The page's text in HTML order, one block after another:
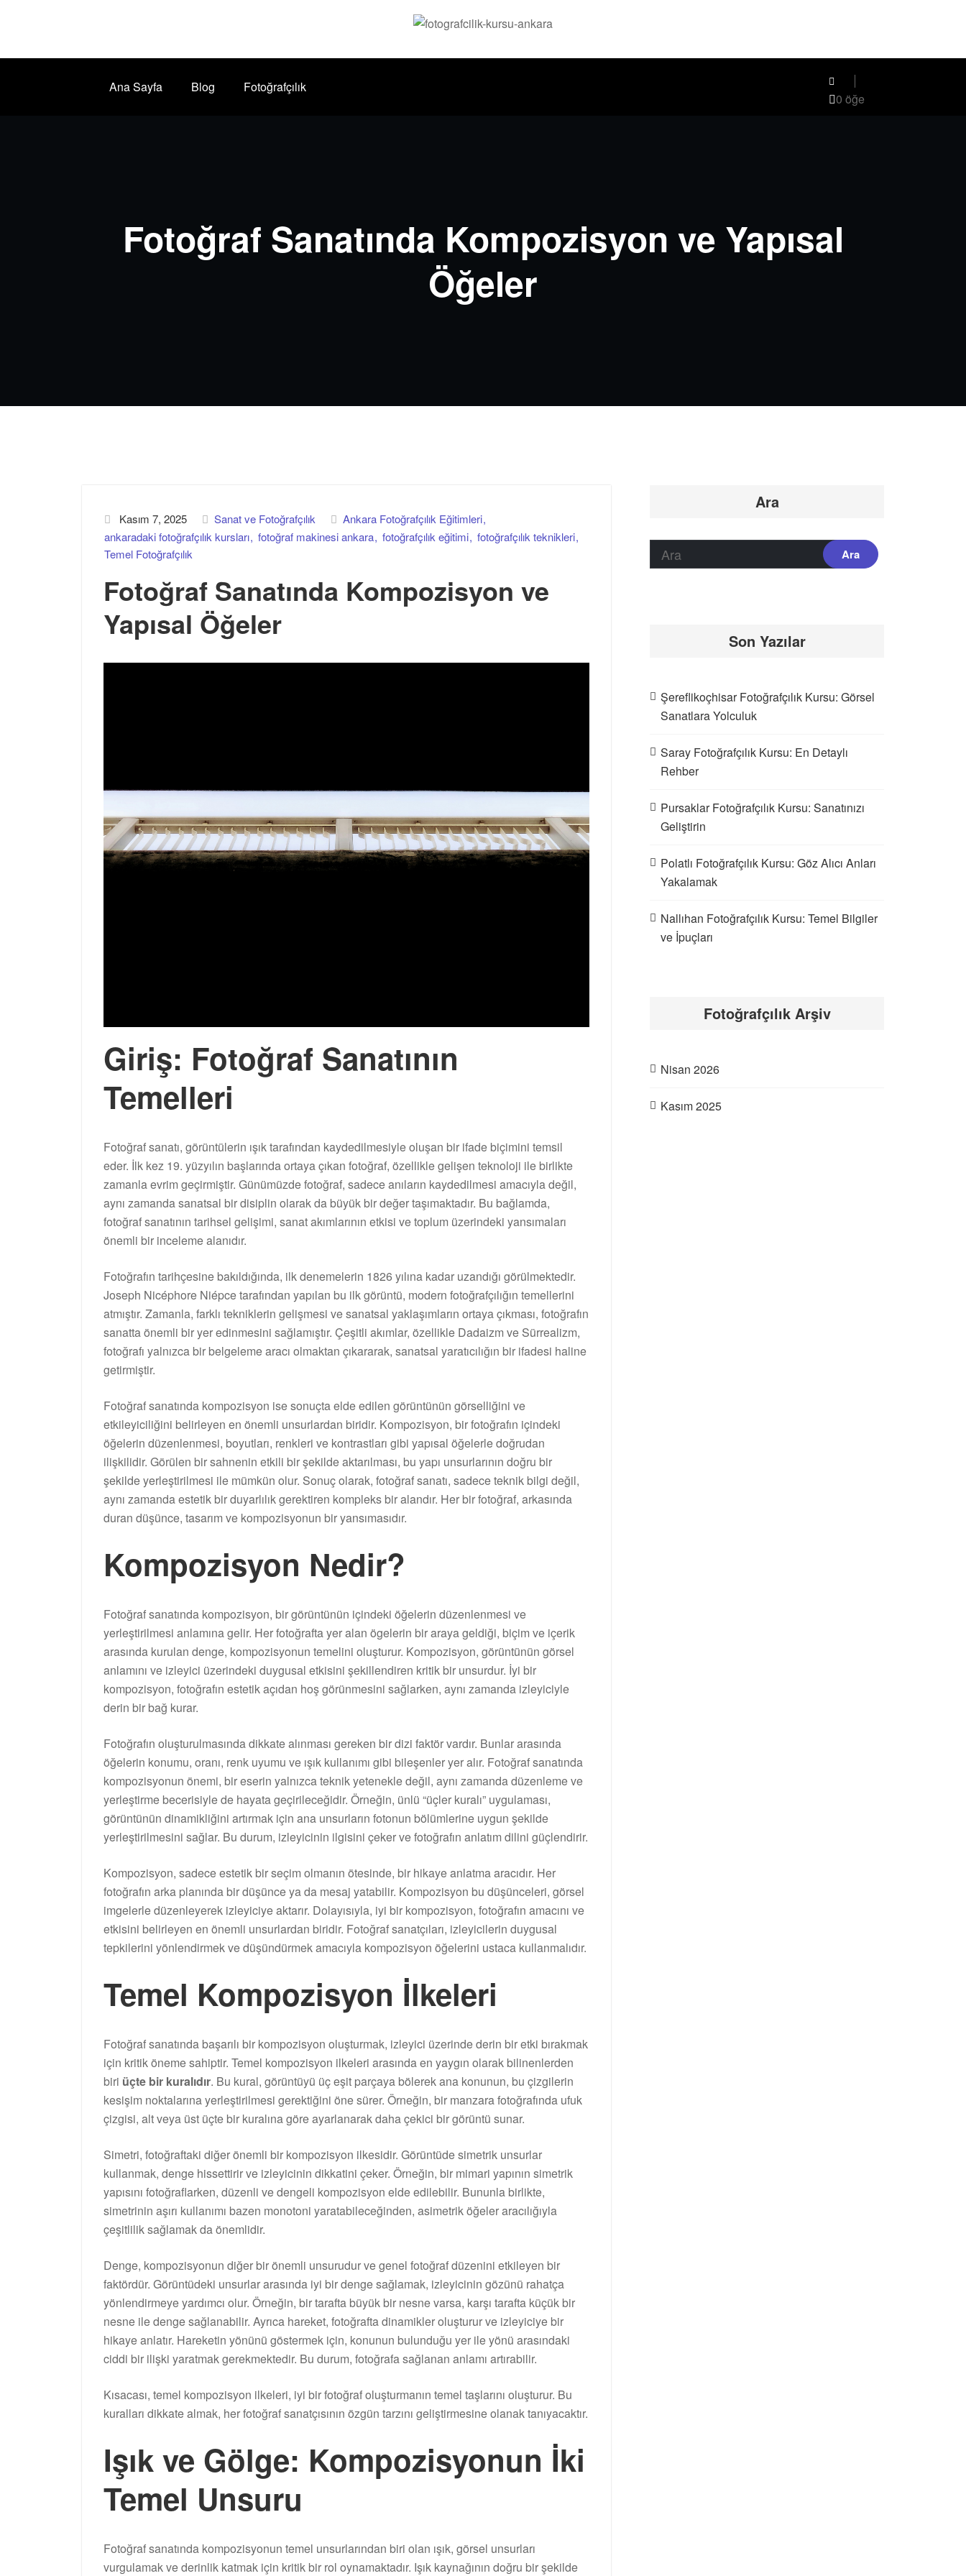
Ana Sayfa Blog Fotoğrafçılık
0 öğe
Fotoğraf Sanatında Kompozisyon ve Yapısal
Öğeler
Kasım 7, 2025 Sanat ve Fotoğrafçılık
Ankara Fotoğrafçılık Eğitimleri
ankaradaki fotoğrafçılık kursları fotoğraf makinesi ankara fotoğrafçılık eğitimi fotoğrafçılık teknikleri
Temel Fotoğrafçılık
Fotoğraf Sanatında Kompozisyon ve
Yapısal Öğeler
Giriş: Fotoğraf Sanatının
Temelleri
Fotoğraf sanatı, görüntülerin ışık tarafından kaydedilmesiyle oluşan bir ifade biçimini temsil
eder. İlk kez 19. yüzyılın başlarında ortaya çıkan fotoğraf, özellikle gelişen teknoloji ile birlikte
zamanla evrim geçirmiştir. Günümüzde fotoğraf, sadece anıların kaydedilmesi amacıyla değil,
aynı zamanda sanatsal bir disiplin olarak da büyük bir değer taşımaktadır. Bu bağlamda,
fotoğraf sanatının tarihsel gelişimi, sanat akımlarının etkisi ve toplum üzerindeki yansımaları
önemli bir inceleme alanıdır.
Fotoğrafın tarihçesine bakıldığında, ilk denemelerin 1826 yılına kadar uzandığı görülmektedir.
Joseph Nicéphore Niépce tarafından yapılan bu ilk görüntü, modern fotoğrafçılığın temellerini
atmıştır. Zamanla, farklı tekniklerin gelişmesi ve sanatsal yaklaşımların ortaya çıkması, fotoğrafın
sanatta önemli bir yer edinmesini sağlamıştır. Çeşitli akımlar, özellikle Dadaizm ve Sürrealizm,
fotoğrafı yalnızca bir belgeleme aracı olmaktan çıkararak, sanatsal yaratıcılığın bir ifadesi haline
getirmiştir.
Fotoğraf sanatında kompozisyon ise sonuçta elde edilen görüntünün görselliğini ve
etkileyiciliğini belirleyen en önemli unsurlardan biridir. Kompozisyon, bir fotoğrafın içindeki
öğelerin düzenlenmesi, boyutları, renkleri ve kontrastları gibi yapısal öğelerle doğrudan
ilişkilidir. Görülen bir sahnenin etkili bir şekilde aktarılması, bu yapı unsurlarının doğru bir
şekilde yerleştirilmesi ile mümkün olur. Sonuç olarak, fotoğraf sanatı, sadece teknik bilgi değil,
aynı zamanda estetik bir duyarlılık gerektiren kompleks bir alandır. Her bir fotoğraf, arkasında
duran düşünce, tasarım ve kompozisyonun bir yansımasıdır.
Kompozisyon Nedir?
Fotoğraf sanatında kompozisyon, bir görüntünün içindeki öğelerin düzenlenmesi ve
yerleştirilmesi anlamına gelir. Her fotoğrafta yer alan ögelerin bir araya geldiği, biçim ve içerik
arasında kurulan denge, kompozisyonun temelini oluşturur. Kompozisyon, görüntünün görsel
anlamını ve izleyici üzerindeki duygusal etkisini şekillendiren kritik bir unsurdur. İyi bir
kompozisyon, fotoğrafın estetik açıdan hoş görünmesini sağlarken, aynı zamanda izleyiciyle
derin bir bağ kurar.
Fotoğrafın oluşturulmasında dikkate alınması gereken bir dizi faktör vardır. Bunlar arasında
öğelerin konumu, oranı, renk uyumu ve ışık kullanımı gibi bileşenler yer alır. Fotoğraf sanatında
kompozisyonun önemi, bir eserin yalnızca teknik yetenekle değil, aynı zamanda düzenleme ve
yerleştirme becerisiyle de hayata geçirileceğidir. Örneğin, ünlü “üçler kuralı” uygulaması,
görüntünün dinamikliğini artırmak için ana unsurların fotonun bölümlerine uygun şekilde
yerleştirilmesini sağlar. Bu durum, izleyicinin ilgisini çeker ve fotoğrafın anlatım dilini güçlendirir.
Kompozisyon, sadece estetik bir seçim olmanın ötesinde, bir hikaye anlatma aracıdır. Her
fotoğrafın arka planında bir düşünce ya da mesaj yatabilir. Kompozisyon bu düşünceleri, görsel
imgelerle düzenleyerek izleyiciye aktarır. Dolayısıyla, iyi bir kompozisyon, fotoğrafın amacını ve
etkisini belirleyen en önemli unsurlardan biridir. Fotoğraf sanatçıları, izleyicilerin duygusal
tepkilerini yönlendirmek ve düşündürmek amacıyla kompozisyon öğelerini ustaca kullanmalıdır.
Temel Kompozisyon İlkeleri
Fotoğraf sanatında başarılı bir kompozisyon oluşturmak, izleyici üzerinde derin bir etki bırakmak
için kritik öneme sahiptir. Temel kompozisyon ilkeleri arasında en yaygın olarak bilinenlerden
biri üçte bir kuralıdır. Bu kural, görüntüyü üç eşit parçaya bölerek ana konunun, bu çizgilerin
kesişim noktalarına yerleştirilmesi gerektiğini öne sürer. Örneğin, bir manzara fotoğrafında ufuk
çizgisi, alt veya üst üçte bir kuralına göre ayarlanarak daha çekici bir görüntü sunar.
Simetri, fotoğraftaki diğer önemli bir kompozisyon ilkesidir. Görüntüde simetrik unsurlar
kullanmak, denge hissettirir ve izleyicinin dikkatini çeker. Örneğin, bir mimari yapının simetrik
yapısını fotoğraflarken, düzenli ve dengeli kompozisyon elde edilebilir. Bununla birlikte,
simetrinin aşırı kullanımı bazen monotoni yaratabileceğinden, asimetrik öğeler aracılığıyla
çeşitlilik sağlamak da önemlidir.
Denge, kompozisyonun diğer bir önemli unsurudur ve genel fotoğraf düzenini etkileyen bir
faktördür. Görüntüdeki unsurlar arasında iyi bir denge sağlamak, izleyicinin gözünü rahatça
yönlendirmeye yardımcı olur. Örneğin, bir tarafta büyük bir nesne varsa, karşı tarafta küçük bir
nesne ile denge sağlanabilir. Ayrıca hareket, fotoğrafta dinamikler oluşturur ve izleyiciye bir
hikaye anlatır. Hareketin yönünü göstermek için, konunun bulunduğu yer ile yönü arasındaki
ciddi bir ilişki yaratmak gerekmektedir. Bu durum, fotoğrafa sağlanan anlamı artırabilir.
Kısacası, temel kompozisyon ilkeleri, iyi bir fotoğraf oluşturmanın temel taşlarını oluşturur. Bu
kuralları dikkate almak, her fotoğraf sanatçısının özgün tarzını geliştirmesine olanak tanıyacaktır.
Işık ve Gölge: Kompozisyonun İki
Temel Unsuru
Fotoğraf sanatında kompozisyonun temel unsurlarından biri olan ışık, görsel unsurları
vurgulamak ve derinlik katmak için kritik bir rol oynamaktadır. Işık kaynağının doğru bir şekilde
Ara
Son Yazılar
Şereflikoçhisar Fotoğrafçılık Kursu: Görsel
Sanatlara Yolculuk
Saray Fotoğrafçılık Kursu: En Detaylı
Rehber
Pursaklar Fotoğrafçılık Kursu: Sanatınızı
Geliştirin
Polatlı Fotoğrafçılık Kursu: Göz Alıcı Anları
Yakalamak
Nallıhan Fotoğrafçılık Kursu: Temel Bilgiler
ve İpuçları
Fotoğrafçılık Arşiv
Nisan 2026
Kasım 2025